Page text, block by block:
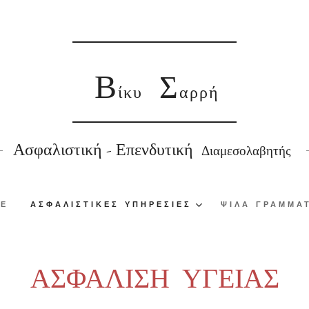
Βίκυ Σαρρή
Ασφαλιστική - Επενδυτική Διαμεσολαβητής
ΑΣΦΑΛΙΣΤΙΚΕΣ ΥΠΗΡΕΣΙΕΣ ΨΙΛΑ
ΑΣΦΑΛΙΣΗ ΥΓΕΙΑΣ